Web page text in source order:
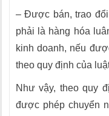
– Được bán, trao
phải là hàng hóa
kinh doanh, nếu
theo quy định của
Như vậy, theo quy
được phép chuyển